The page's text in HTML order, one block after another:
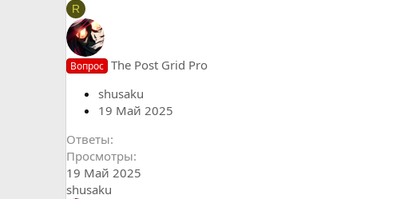
R
Вопрос The Post Grid Pro
shusaku
19 Май 2025
Ответы
Просмотры
19 Май 2025
shusaku